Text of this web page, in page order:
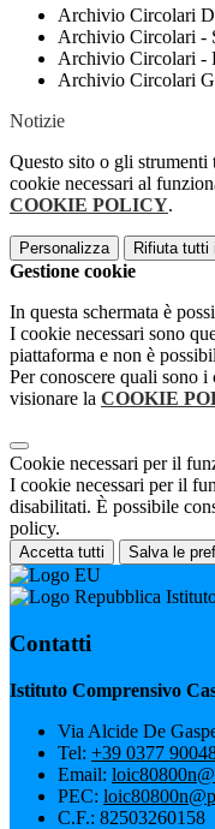
Archivio Circolari
Archivio Circolari -
Archivio Circolari -
Archivio Circolari
Notizie
Questo sito o gli
cookie necessari al
COOKIE POLICY.
Personalizza Rifiuta tutti
Gestione cookie
In questa schermata è
I cookie necessari sono
piattaforma e non è
Per conoscere quali sono
visionare la COOKIE
Cookie necessari per il
I cookie necessari per il
disabilitati. È possibile
policy.
Accetta tutti Salva le
Contatti
Istituto Comprensivo
Via Alcide De
Tel: +39 0377
Email:
PEC:
C.F.: 82503260158